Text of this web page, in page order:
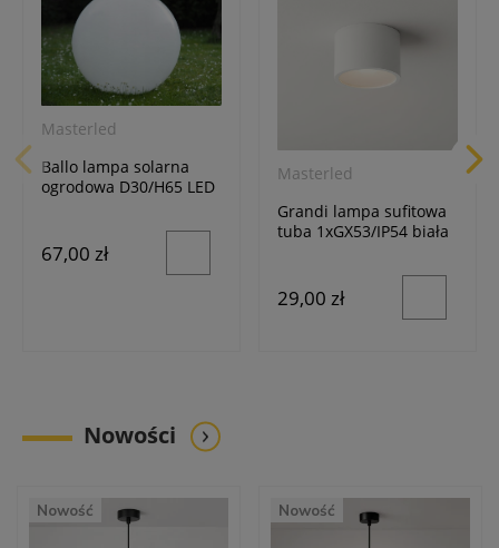
Masterled
Ballo lampa solarna
ogrodowa D30/H65 LED
67,00 zł
Masterled
Grandi lampa sufitowa
tuba 1xGX53/IP54 biała
29,00 zł
Nowości
Nowość Nowość